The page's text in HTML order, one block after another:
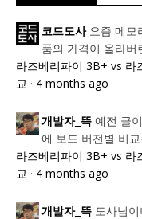
코드도사 요즘 메모
품의 가격이 올라버
라즈베리파이 3B+ vs 라
교 · 4 months ago
개발자_뜩 예전 글
에 보드 버전별 비
라즈베리파이 3B+ vs 라
교 · 4 months ago
개발자_뜩 도사님